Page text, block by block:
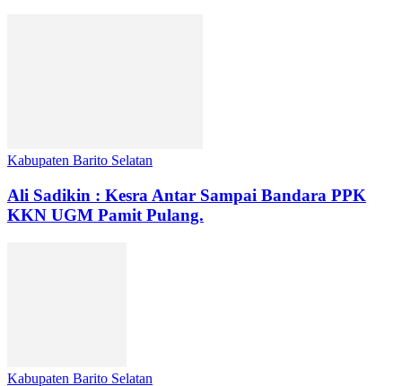
Kabupaten Barito Selatan
Ali Sadikin : Kesra Antar Sampai Bandara PPK
KKN UGM Pamit Pulang.
Kabupaten Barito Selatan